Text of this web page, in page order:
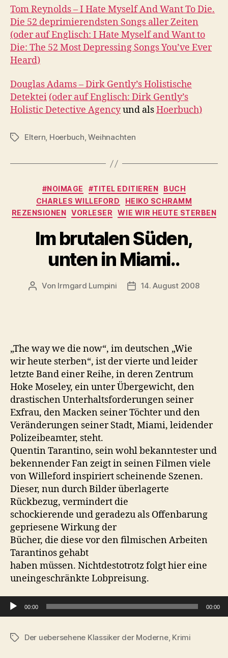
Tom Reynolds – I Hate Myself And Want To Die.
Die 52 deprimierendsten Songs aller Zeiten
(oder auf Englisch: I Hate Myself and Want to
Die: The 52 Most Depressing Songs You’ve Ever
Heard)
Douglas Adams – Dirk Gently’s Holistische
Detektei (oder auf Englisch: Dirk Gently’s
Holistic Detective Agencyund alsHoerbuch)
Schlagwörter
Eltern, Hoerbuch,Weihnachten
Kategorien
#NOIMAGE #TITEL EDITIEREN
BUCH
CHARLES WILLEFORD
HEIKO SCHRAMM
REZENSIONEN
VORLESER WIE WIR HEUTE STERBEN
Im brutalen Süden,
unten in Miami..
Beitragsautor
Von Irmgard Lumpini Veröffentlichungsdatum
14. August 2008
„The way we die now“, im deutschen „Wie
wir heute sterben“, ist der vierte und leider
letzte Band einer Reihe, in deren Zentrum
Hoke Moseley, ein unter Übergewicht, den
drastischen Unterhaltsforderungen seiner
Exfrau, den Macken seiner Töchter und den
Veränderungen seiner Stadt, Miami, leidender
Polizeibeamter, steht.
Quentin Tarantino, sein wohl bekanntester und
bekennender Fan zeigt in seinen Filmen viele
von Willeford inspiriert scheinende Szenen.
Dieser, nun durch Bilder überlagerte
Rückbezug, vermindert die
schockierende und geradezu als Offenbarung
gepriesene Wirkung der
Bücher, die diese vor den filmischen Arbeiten
Tarantinos gehabt
haben müssen. Nichtdestotrotz folgt hier eine
uneingeschränkte Lobpreisung.
Audio-Player
00:00 00:00
Schlagwörter
Der uebersehene Klassiker der Moderne, Krimi